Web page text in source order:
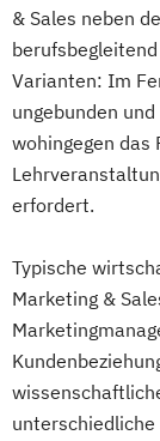
& Sales neben
Varianten: Im
ungebunden
wohingegen das
erfordert.
Typische
Marketing &